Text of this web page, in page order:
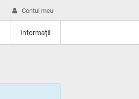
Contul meu
Informaţii